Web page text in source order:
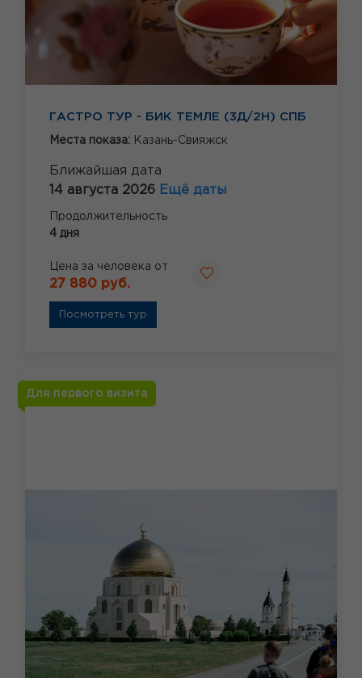
ГАСТРО ТУР - БИК ТЕМЛЕ (3Д/2Н) СПБ
Места показа: Казань-Свияжск
Ближайшая дата
14 августа 2026 Ещё даты
Продолжительность
4 дня
Цена за человека от
27 880 руб.
Посмотреть тур
Для первого визита